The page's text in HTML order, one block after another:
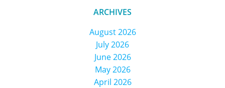
ARCHIVES
August 2026
July 2026
June 2026
May 2026
April 2026